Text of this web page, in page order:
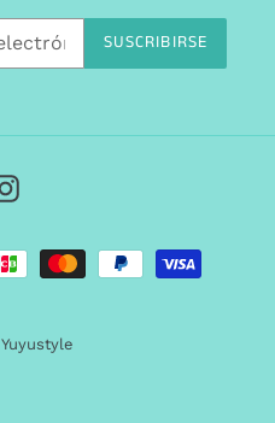
SUSCRIBIRSE
Instagram
Métodos
de
Yuyustyle